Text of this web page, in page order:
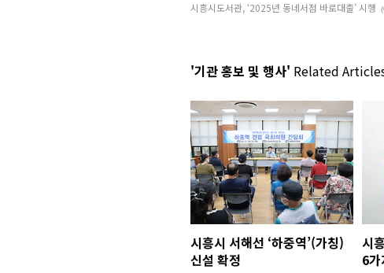
시흥시도서관, ‘2025년 동네서점 바로대출’ 시행
'기관 홍보 및 행사' Related
시흥시 서해선 ‘하중역’(가칭)
신설 확정
시
6